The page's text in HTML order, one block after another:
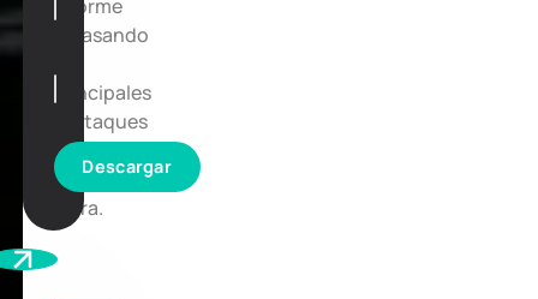
Descargar
informe
repasando
principales
destaques
de
la
zafra.